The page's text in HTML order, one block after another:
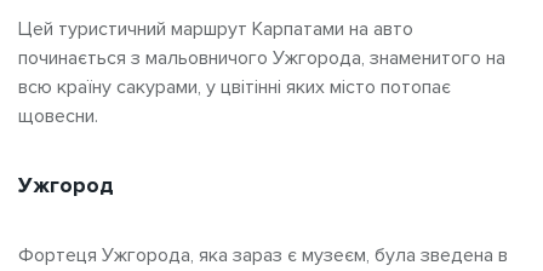
Цей туристичний маршрут Карпатами на авто
починається з мальовничого Ужгорода, знаменитого на
всю країну сакурами, у цвітінні яких місто потопає
щовесни.
Ужгород
Фортеця Ужгорода, яка зараз є музеєм, була зведена в